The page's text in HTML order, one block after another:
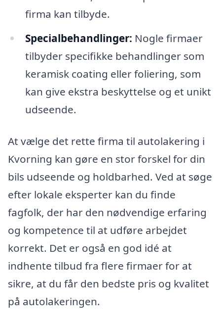
firma kan tilbyde.
Specialbehandlinger: Nogle firmaer
tilbyder specifikke behandlinger som
keramisk coating eller foliering, som
kan give ekstra beskyttelse og et unikt
udseende.
At vælge det rette firma til autolakering i
Kvorning kan gøre en stor forskel for din
bils udseende og holdbarhed. Ved at søge
efter lokale eksperter kan du finde
fagfolk, der har den nødvendige erfaring
og kompetence til at udføre arbejdet
korrekt. Det er også en god idé at
indhente tilbud fra flere firmaer for at
sikre, at du får den bedste pris og kvalitet
på autolakeringen.